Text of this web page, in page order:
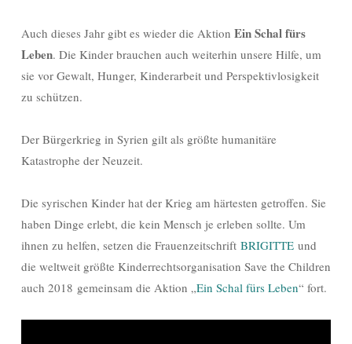
Auch dieses Jahr gibt es wieder die Aktion Ein Schal fürs
Leben. Die Kinder brauchen auch weiterhin unsere Hilfe, um
sie vor Gewalt, Hunger, Kinderarbeit und Perspektivlosigkeit
zu schützen.
Der Bürgerkrieg in Syrien gilt als größte humanitäre
Katastrophe der Neuzeit.
Die syrischen Kinder hat der Krieg am härtesten getroffen. Sie
haben Dinge erlebt, die kein Mensch je erleben sollte. Um
ihnen zu helfen, setzen die Frauenzeitschrift BRIGITTE und
die weltweit größte Kinderrechtsorganisation Save the Children
auch 2018 gemeinsam die Aktion „Ein Schal fürs Leben“ fort.